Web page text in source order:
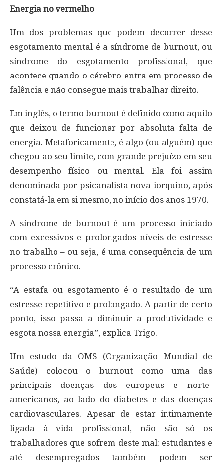
Energia no vermelho
Um dos problemas que podem decorrer desse
esgotamento mental é a síndrome de burnout, ou
síndrome do esgotamento profissional, que
acontece quando o cérebro entra em processo de
falência e não consegue mais trabalhar direito.
Em inglês, o termo burnout é definido como aquilo
que deixou de funcionar por absoluta falta de
energia. Metaforicamente, é algo (ou alguém) que
chegou ao seu limite, com grande prejuízo em seu
desempenho físico ou mental. Ela foi assim
denominada por psicanalista nova-iorquino, após
constatá-la em si mesmo, no início dos anos 1970.
A síndrome de burnout é um processo iniciado
com excessivos e prolongados níveis de estresse
no trabalho – ou seja, é uma consequência de um
processo crônico.
“A estafa ou esgotamento é o resultado de um
estresse repetitivo e prolongado. A partir de certo
ponto, isso passa a diminuir a produtividade e
esgota nossa energia”, explica Trigo.
Um estudo da OMS (Organização Mundial de
Saúde) colocou o burnout como uma das
principais doenças dos europeus e norte-
americanos, ao lado do diabetes e das doenças
cardiovasculares. Apesar de estar intimamente
ligada à vida profissional, não são só os
trabalhadores que sofrem deste mal: estudantes e
até desempregados também podem ser